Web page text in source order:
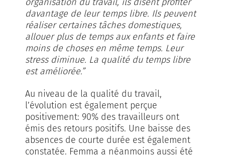
davantage de leur temps libre. Ils peuvent
réaliser certaines tâches domestiques,
allouer plus de temps aux enfants et faire
moins de choses en même temps. Leur
stress diminue. La qualité du temps libre
est améliorée.”
Au niveau de la qualité du travail,
l’évolution est également perçue
positivement: 90% des travailleurs ont
émis des retours positifs. Une baisse des
absences de courte durée est également
constatée. Femma a néanmoins aussi été